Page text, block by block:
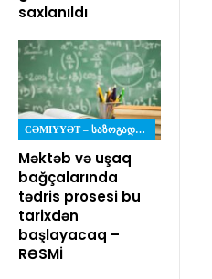
saxlanıldı
CƏMIYYƏT – ᲡᲐᲖᲝᲒᲐᲓᲝᲔᲑᲐ
Məktəb və uşaq
bağçalarında
tədris prosesi bu
tarixdən
başlayacaq –
RƏSMİ